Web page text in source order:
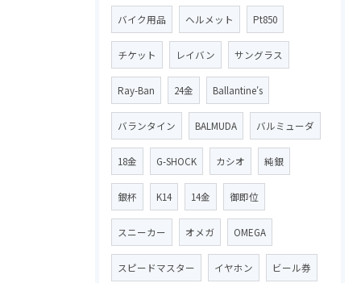
バイク用品 ヘルメット Pt850
チケット レイバン サングラス
Ray-Ban 24金 Ballantine′s
バランタイン BALMUDA バルミューダ
18金 G-SHOCK カシオ 純銀
銀杯 K14 14金 御即位
スニーカー オメガ OMEGA
スピードマスター イヤホン ビール券